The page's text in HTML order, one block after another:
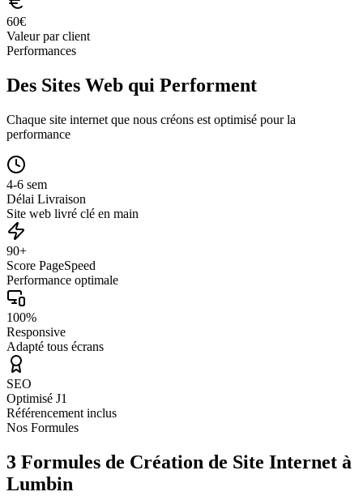
60€
Valeur par client
Performances
Des Sites Web qui Performent
Chaque site internet que nous créons est optimisé pour la
performance
4-6 sem
Délai Livraison
Site web livré clé en main
90+
Score PageSpeed
Performance optimale
100%
Responsive
Adapté tous écrans
SEO
Optimisé J1
Référencement inclus
Nos Formules
3 Formules de Création de Site Internet à
Lumbin